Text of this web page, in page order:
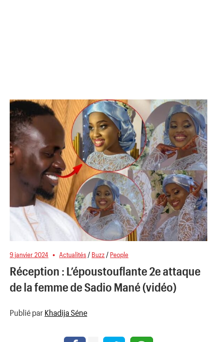
9 janvier 2024 Actualités / Buzz / People
Réception : L’époustouflante 2e attaque
de la femme de Sadio Mané (vidéo)
Publié par Khadija Séne